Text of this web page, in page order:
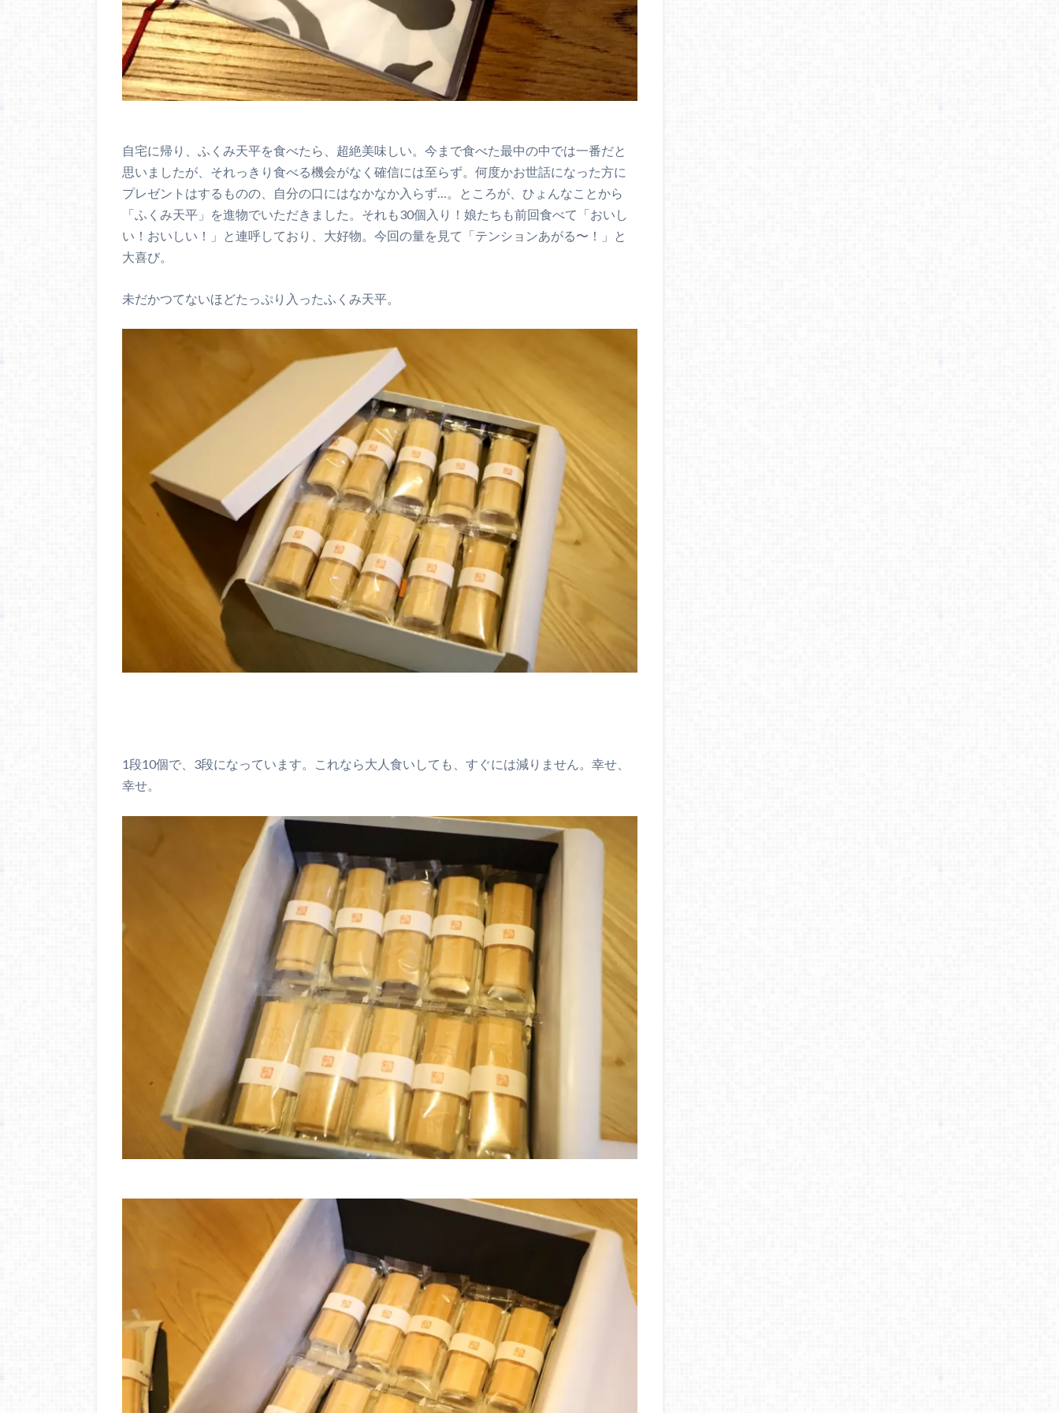
自宅に帰り、ふくみ天平を食べたら、超絶美味しい。今まで食べた最中の中では一番だと
思いましたが、それっきり食べる機会がなく確信には至らず。何度かお世話になった方に
プレゼントはするものの、自分の口にはなかなか入らず…。ところが、ひょんなことから
「ふくみ天平」を進物でいただきました。それも30個入り！娘たちも前回食べて「おいし
い！おいしい！」と連呼しており、大好物。今回の量を見て「テンションあがる〜！」と
大喜び。
未だかつてないほどたっぷり入ったふくみ天平。
1段10個で、3段になっています。これなら大人食いしても、すぐには減りません。幸せ、
幸せ。